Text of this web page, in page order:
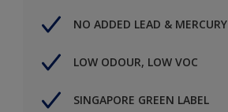
NO ADDED LEAD & MERCURY
LOW ODOUR, LOW VOC
SINGAPORE GREEN LABEL